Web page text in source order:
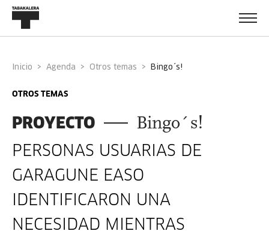
Inicio Agenda Otros temas bingo´s!
OTROS TEMAS
PROYECTO Bingo´s!
PERSONAS USUARIAS DE
GARAGUNE EASO
IDENTIFICARON UNA
NECESIDAD MIENTRAS